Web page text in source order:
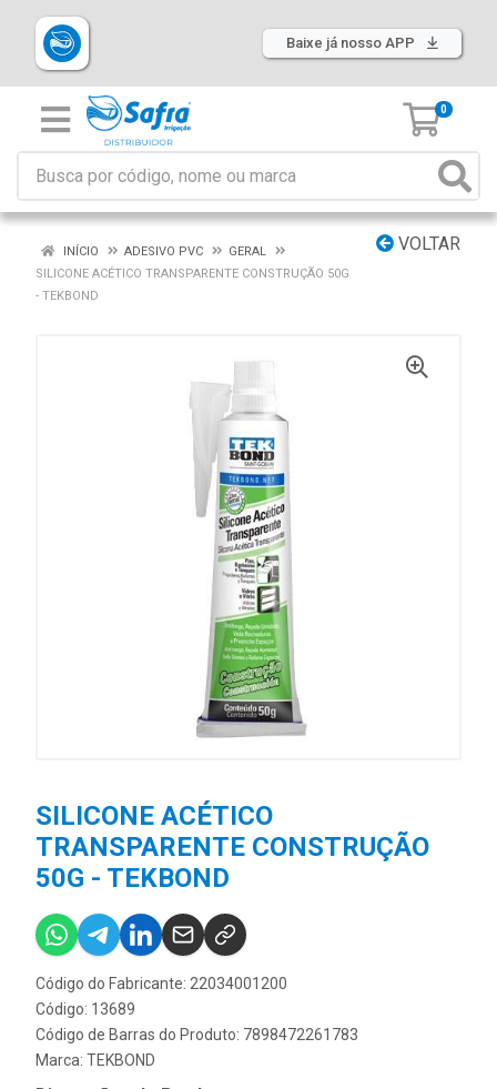
Baixe já nosso APP
0
VOLTAR
INÍCIO ADESIVO PVC
GERAL
SILICONE ACÉTICO TRANSPARENTE CONSTRUÇÃO 50G
- TEKBOND
SILICONE ACÉTICO
TRANSPARENTE CONSTRUÇÃO
50G - TEKBOND
Código do Fabricante: 22034001200
Código: 13689
Código de Barras do Produto: 7898472261783
Marca: TEKBOND